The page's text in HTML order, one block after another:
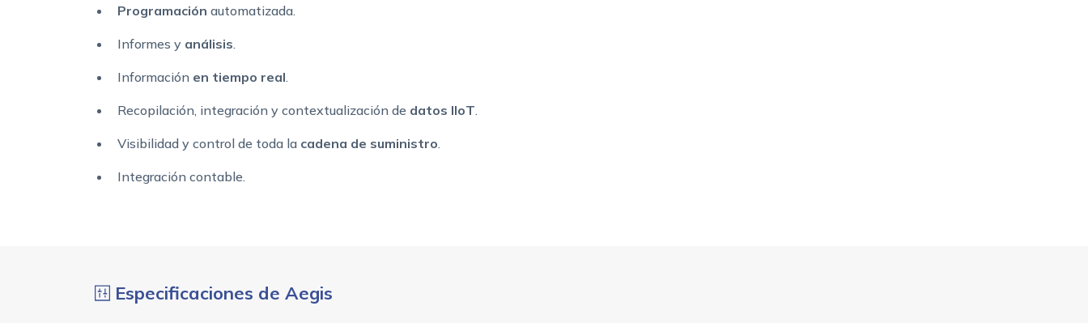
Programación automatizada.
Informes y análisis.
Información en tiempo real.
Recopilación, integración y contextualización de datos IIoT.
Visibilidad y control de toda la cadena de suministro.
Integración contable.
Especificaciones de Aegis